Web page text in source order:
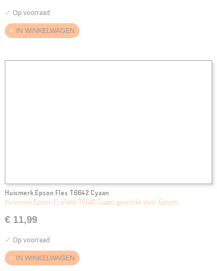
✓ Op voorraad
IN WINKELWAGEN
Huismerk Epson Fles T6642 Cyaan
Huismerk Epson EcoTank T6642 Cyaan, geschikt voor: Epson…
€ 11,99
✓ Op voorraad
IN WINKELWAGEN